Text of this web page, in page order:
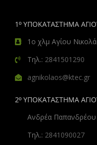
1º ΥΠΟΚΑΤΑΣΤΗΜΑ
1ο χλμ Αγίου
Τηλ.: 2841501290
agnikolaos@ktec.gr
2º ΥΠΟΚΑΤΑΣΤΗΜΑ
Ανδρέα Παπανδρέου
Τηλ.: 2841090027